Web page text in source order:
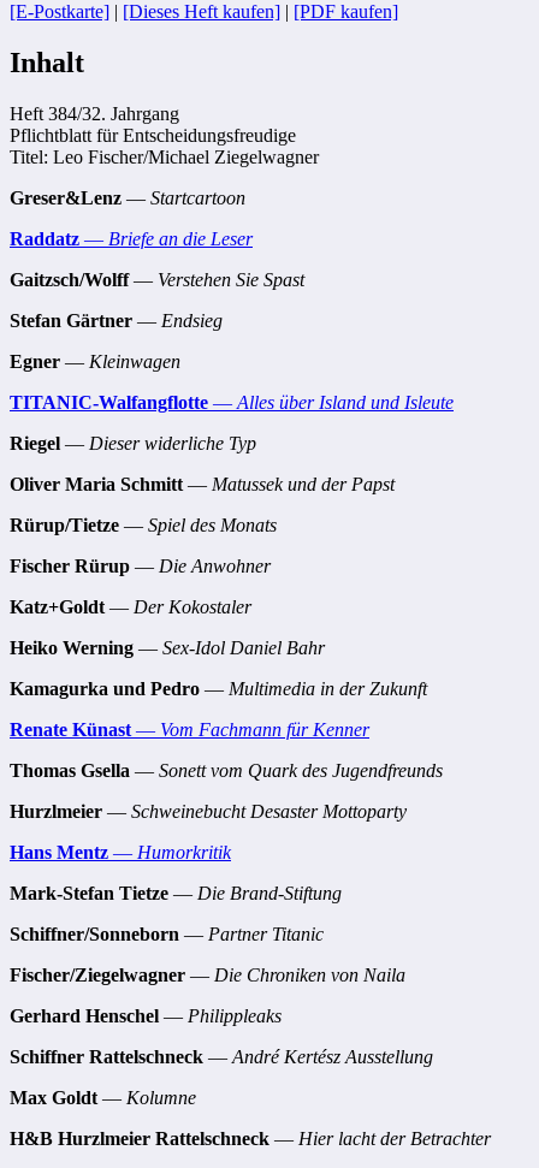
[E-Postkarte] | [Dieses Heft kaufen] | [PDF kaufen]
Inhalt
Heft 384/32. Jahrgang
Pflichtblatt für Entscheidungsfreudige
Titel: Leo Fischer/Michael Ziegelwagner
Greser&Lenz — Startcartoon
Raddatz — Briefe an die Leser
Gaitzsch/Wolff— Verstehen Sie Spast
Stefan Gärtner — Endsieg
Egner — Kleinwagen
TITANIC-Walfangflotte — Alles über Island und Isleute
Riegel — Dieser widerliche Typ
Oliver Maria Schmitt — Matussek und der Papst
Rürup/Tietze — Spiel des Monats
Fischer Rürup — Die Anwohner
Katz+Goldt — Der Kokostaler
Heiko Werning — Sex-Idol Daniel Bahr
Kamagurka und Pedro — Multimedia in der Zukunft
Renate Künast — Vom Fachmann für Kenner
Thomas Gsella — Sonett vom Quark des Jugendfreunds
Hurzlmeier — Schweinebucht Desaster Mottoparty
Hans Mentz — Humorkritik
Mark-Stefan Tietze — Die Brand-Stiftung
Schiffner/Sonneborn — Partner Titanic
Fischer/Ziegelwagner — Die Chroniken von Naila
Gerhard Henschel — Philippleaks
Schiffner Rattelschneck — André Kertész Ausstellung
Max Goldt — Kolumne
H&B Hurzlmeier Rattelschneck — Hier lacht der Betrachter